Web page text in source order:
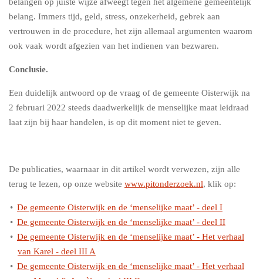
belangen op juiste wijze afweegt tegen het algemene gemeentelijk
belang. Immers tijd, geld, stress, onzekerheid, gebrek aan
vertrouwen in de procedure, het zijn allemaal argumenten waarom
ook vaak wordt afgezien van het indienen van bezwaren.
Conclusie.
Een duidelijk antwoord op de vraag of de gemeente Oisterwijk na
2 februari 2022 steeds daadwerkelijk de menselijke maat leidraad
laat zijn bij haar handelen, is op dit moment niet te geven.
De publicaties, waarnaar in dit artikel wordt verwezen, zijn alle
terug te lezen, op onze website www.pitonderzoek.nl, klik op:
De gemeente Oisterwijk en de ‘menselijke maat’ - deel I
De gemeente Oisterwijk en de ‘menselijke maat’ - deel II
De gemeente Oisterwijk en de ‘menselijke maat’ - Het verhaal
van Karel - deel III A
De gemeente Oisterwijk en de ‘menselijke maat’ - Het verhaal